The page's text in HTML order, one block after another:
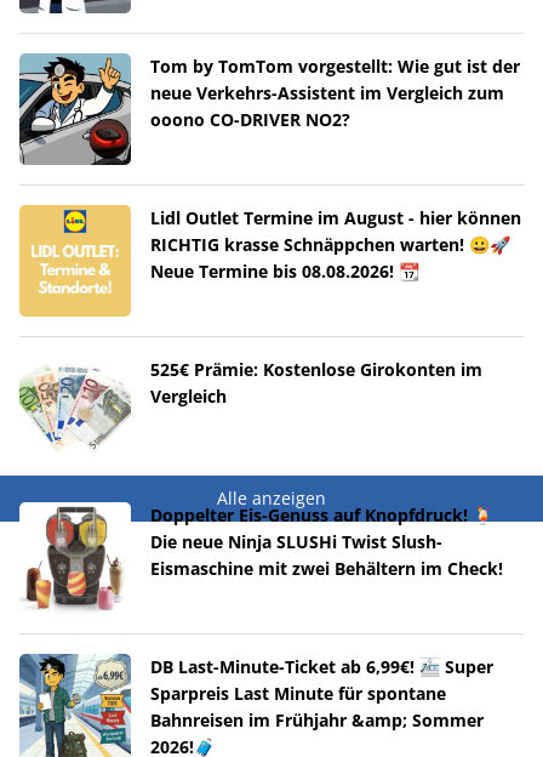
Tom by TomTom vorgestellt: Wie gut ist der
neue Verkehrs-Assistent im Vergleich zum
ooono CO-DRIVER NO2?
Lidl Outlet Termine im August - hier können
RICHTIG krasse Schnäppchen warten! 😀🚀
Neue Termine bis 08.08.2026! 📆
525€ Prämie: Kostenlose Girokonten im
Vergleich
Alle anzeigen
Doppelter Eis-Genuss auf Knopfdruck! 🍹
Die neue Ninja SLUSHi Twist Slush-
Eismaschine mit zwei Behältern im Check!
DB Last-Minute-Ticket ab 6,99€! 🚈 Super
Sparpreis Last Minute für spontane
Bahnreisen im Frühjahr &amp; Sommer
2026!🧳